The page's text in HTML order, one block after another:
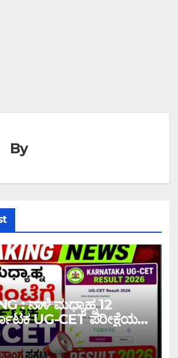
By
: ನಾಳೆ ಮಧ್ಯಾಹ್ನ 12
UG-CET ಪರೀಕ್ಷೆಯ
|UG-CET Result